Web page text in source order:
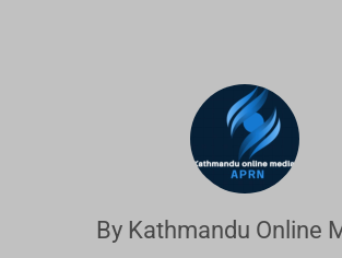
By Kathmandu Online